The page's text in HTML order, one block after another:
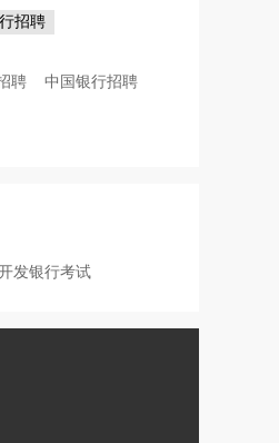
招聘
聘 中国银行招聘
发银行考试